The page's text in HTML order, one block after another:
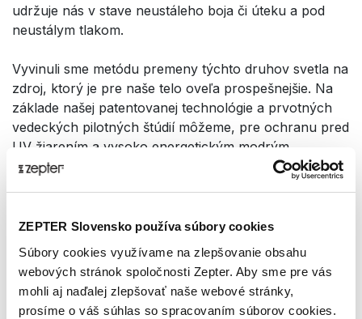
ZEPTER Slovensko používa súbory cookies
Súbory cookies využívame na zlepšovanie obsahu
webových stránok spoločnosti Zepter. Aby sme pre vás
mohli aj naďalej zlepšovať naše webové stránky,
prosíme o váš súhlas so spracovaním súborov cookies.
udržuje nás v stave neustáleho boja či úteku a pod
neustálym tlakom.
Vyvinuli sme metódu premeny týchto druhov svetla na
zdroj, ktorý je pre naše telo oveľa prospešnejšie. Na
základe našej patentovanej technológie a prvotných
vedeckých pilotných štúdií môžeme, pre ochranu pred
UV žiarením a vysoko energetickým modrým
slnečným svetlom, odporučiť, ako náhradu za klasické
Okuliare Hyperlight Eyewear neprepúšťajú UV žiarenie
a modré slnečné svetlo, a pôsobia teda relaxačným
účinkom a majú vplyv na zlepšenie rozhodovacích
procesov. Okuliare možno používať ako ochranu pred